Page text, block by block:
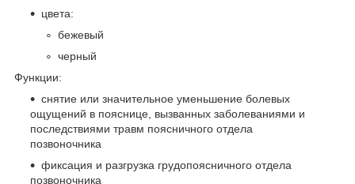
цвета:
бежевый
черный
Функции:
снятие или значительное уменьшение болевых
ощущений в пояснице, вызванных заболеваниями и
последствиями травм поясничного отдела
позвоночника
фиксация и разгрузка грудопоясничного отдела
позвоночника